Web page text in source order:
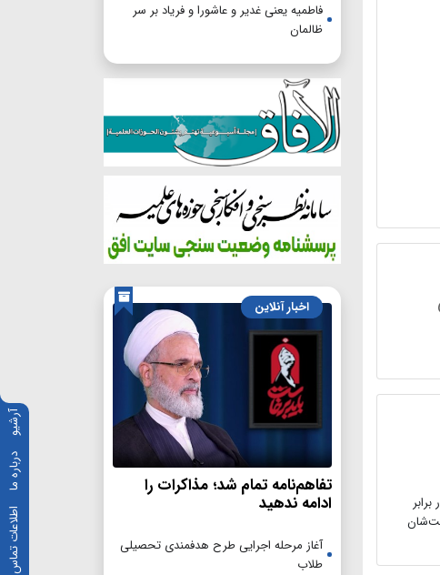
آرشیو
درباره ما
اطلاعات تماس
فاطمیه یعنی غدیر و عاشورا و فریاد بر سر
ظالمان
اخبار آنلاین
تفاهم‌نامه تمام شد؛ مذاکرات را
ادامه ندهید
آغاز مرحله اجرایی طرح هدفمندی تحصیلی
طلاب